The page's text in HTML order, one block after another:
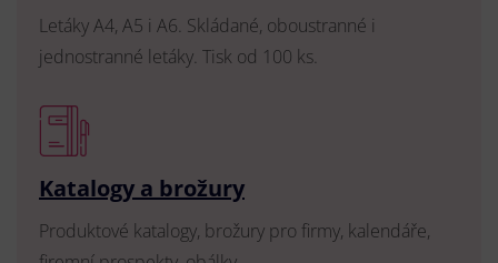
Letáky A4, A5 i A6. Skládané, oboustranné i
jednostranné letáky. Tisk od 100 ks.
Katalogy a brožury
Produktové katalogy, brožury pro firmy, kalendáře,